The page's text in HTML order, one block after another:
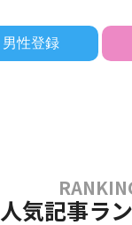
男性登録
人気記事ラ